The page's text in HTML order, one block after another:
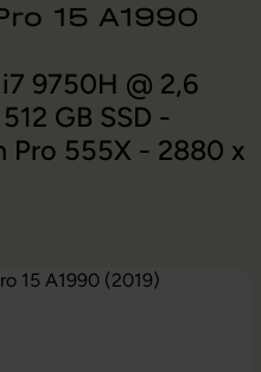
15 A1990
9750H @ 2,6
GB SSD -
Pro 555X - 2880 x